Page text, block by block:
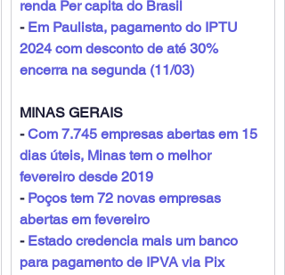
renda Per capita do Brasil
- Em Paulista, pagamento do IPTU
2024 com desconto de até 30%
encerra na segunda (11/03)
MINAS GERAIS
- Com 7.745 empresas abertas em 15
dias úteis, Minas tem o melhor
fevereiro desde 2019
- Poços tem 72 novas empresas
abertas em fevereiro
- Estado credencia mais um banco
para pagamento de IPVA via Pix